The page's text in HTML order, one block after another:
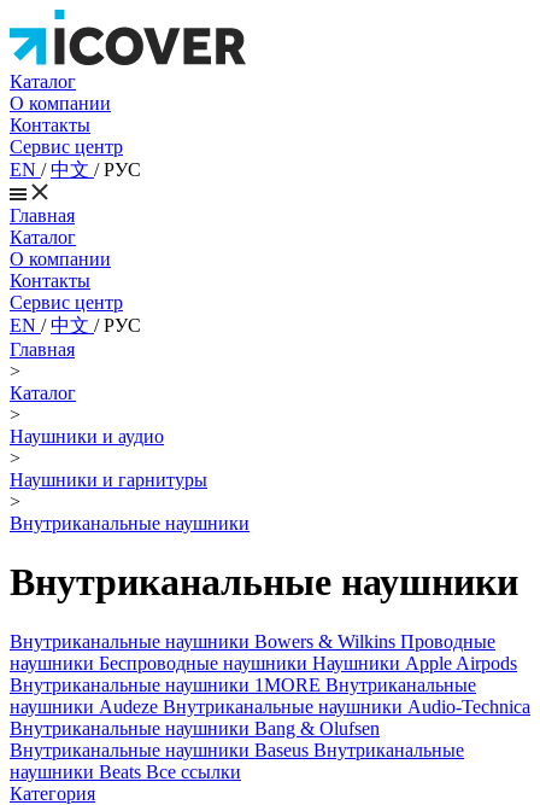
Каталог
О компании
Контакты
Сервис центр
EN /中文 /РУС
Главная
Каталог
О компании
Контакты
Сервис центр
EN /中文 /РУС
Главная
>
Каталог
>
Наушники и аудио
>
Наушники и гарнитуры
>
Внутриканальные наушники
Внутриканальные наушники
Внутриканальные наушники Bowers & Wilkins Проводные
наушники Беспроводные наушники Наушники Apple Airpods
Внутриканальные наушники 1MORE Внутриканальные
наушники Audeze Внутриканальные наушники Audio-Technica
Внутриканальные наушники Bang & Olufsen
Внутриканальные наушники Baseus Внутриканальные
наушники Beats Все ссылки
Категория